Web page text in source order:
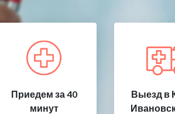
Приедем за 40
минут
Выезд в